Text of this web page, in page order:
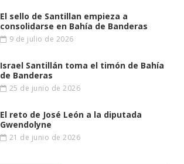
El sello de Santillan empieza a
consolidarse en Bahía de Banderas
9 de julio de 2026
Israel Santillán toma el timón de Bahía
de Banderas
25 de junio de 2026
El reto de José León a la diputada
Gwendolyne
21 de junio de 2026